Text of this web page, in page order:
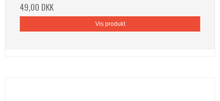
49,00 DKK
Vis produkt